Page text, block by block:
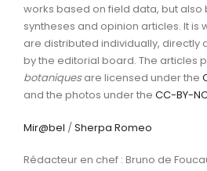
works based on field data, but
syntheses and opinion articles. It is
are distributed individually, directly
by the editorial board. The articles
botaniquesare licensed under the
and the photos under the CC-BY-
Mir@bel /Sherpa Romeo
Rédacteur en chef : Bruno de